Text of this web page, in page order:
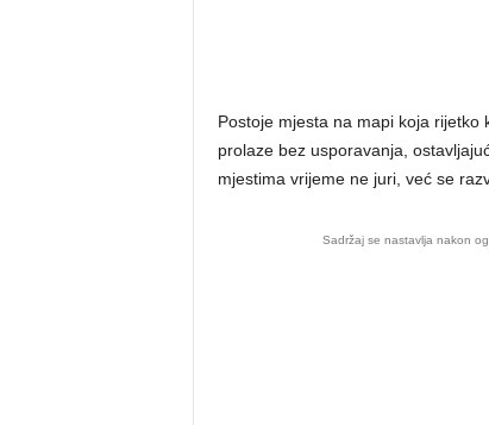
Postoje mjesta na mapi koja rijetko
prolaze bez usporavanja,
mjestima vrijeme ne juri, već se
Sadržaj se nastavlja nakon